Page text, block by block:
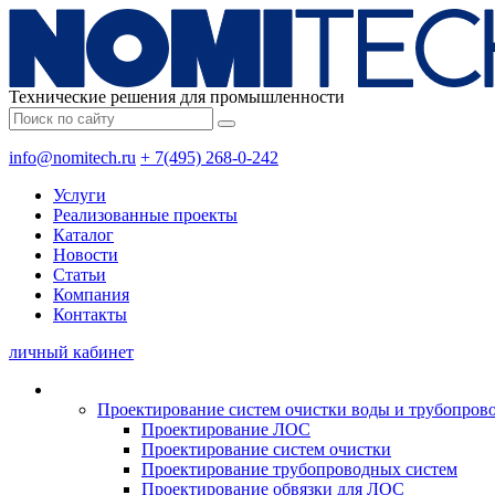
Технические решения для промышленности
info@nomitech.ru + 7(495) 268-0-242
Услуги
Реализованные проекты
Каталог
Новости
Статьи
Компания
Контакты
личный кабинет
Проектирование систем очистки воды и
Проектирование ЛОС
Проектирование систем очистки
Проектирование трубопроводных систем
Проектирование обвязки для ЛОС